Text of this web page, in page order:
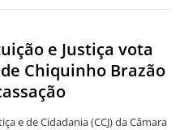
e Justiça vota
Chiquinho Brazão
e de Cidadania (CCJ) da Câmara